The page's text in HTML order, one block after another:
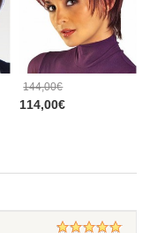
144,00€
114,00€